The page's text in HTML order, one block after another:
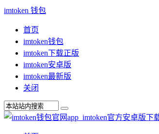
imtoken 钱包
首页
imtoken钱包
imtoken下载正版
imtoken安卓版
imtoken最新版
关闭